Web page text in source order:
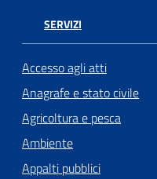
SERVIZI
Accesso agli atti
Anagrafe e stato civile
Agricoltura e pesca
Ambiente
Appalti pubblici